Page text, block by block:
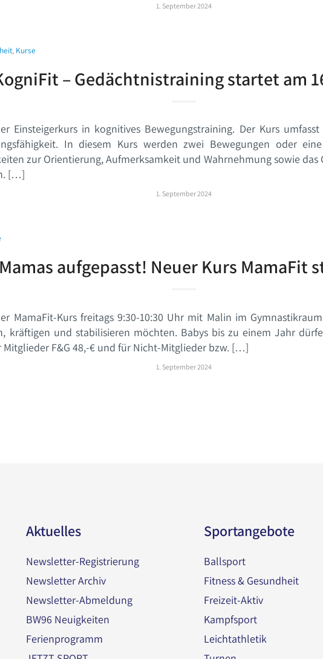
1. September 2024
, Kurse
– Gedächtnistraining startet am
Einsteigerkurs in kognitives Bewegungstraining. Der Kurs
In diesem Kurs werden zwei Bewegungen oder
zur Orientierung, Aufmerksamkeit und Wahrnehmung sowie das
[…]
1. September 2024
Mamas aufgepasst! Neuer Kurs MamaFit
MamaFit-Kurs freitags 9:30-10:30 Uhr mit Malin im
kräftigen und stabilisieren möchten. Babys bis zu einem Jahr
Mitglieder F&G 48,-€ und für Nicht-Mitglieder bzw. […]
1. September 2024
Aktuelles
Newsletter-Registrierung
Newsletter Archiv
Newsletter-Abmeldung
BW96 Neuigkeiten
Ferienprogramm
Sportangebote
Ballsport
Fitness & Gesundheit
Freizeit-Aktiv
Kampfsport
Leichtathletik